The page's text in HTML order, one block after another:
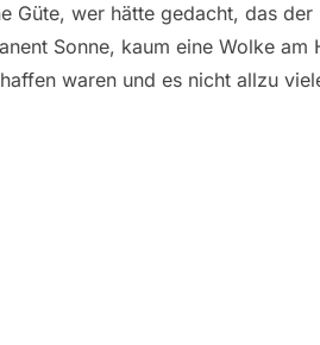
Güte, wer hätte gedacht, das
Sonne, kaum eine Wolke
waren und es nicht allzu